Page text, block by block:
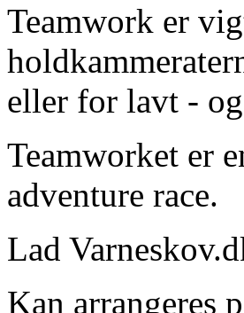
Teamwork er
eller for lavt -
Teamworket er
adventure race.
Lad
Kan arrangeres